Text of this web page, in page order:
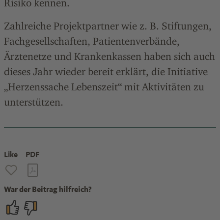
Risiko kennen.
Zahlreiche Projektpartner wie z. B. Stiftungen,
Fachgesellschaften, Patientenverbände,
Ärztenetze und Krankenkassen haben sich auch
dieses Jahr wieder bereit erklärt, die Initiative
„Herzenssache Lebenszeit“ mit Aktivitäten zu
unterstützen.
Like PDF
War der Beitrag hilfreich?